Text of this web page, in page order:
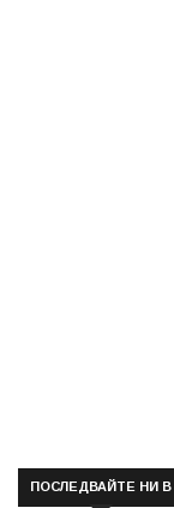
ПОСЛЕДВАЙТЕ НИ В